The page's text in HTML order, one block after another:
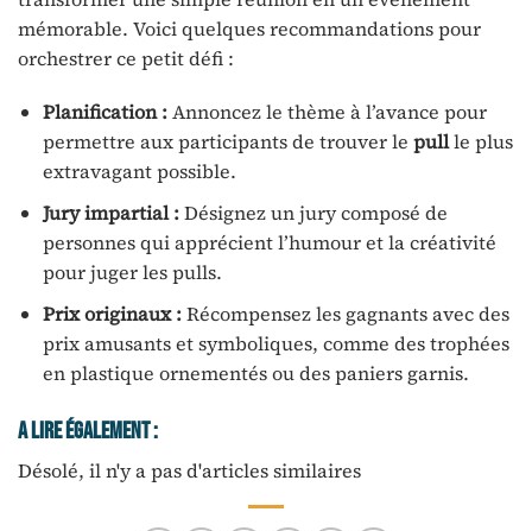
mémorable. Voici quelques recommandations pour
orchestrer ce petit défi :
Planification :Annoncez le thème à l’avance pour
permettre aux participants de trouver le pullle plus
extravagant possible.
Jury impartial :Désignez un jury composé de
personnes qui apprécient l’humour et la créativité
pour juger les pulls.
Prix originaux :Récompensez les gagnants avec des
prix amusants et symboliques, comme des trophées
en plastique ornementés ou des paniers garnis.
A Lire Également :
Désolé, il n'y a pas d'articles similaires